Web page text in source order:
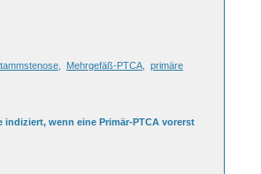
Mehrgefäß-PTCA
primäre
wenn eine Primär-PTCA vorerst